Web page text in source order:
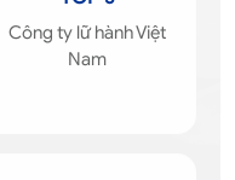
Công ty lữ hành Việt
Nam